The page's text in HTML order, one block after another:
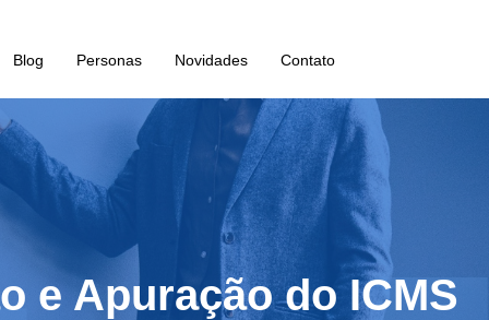
Blog Personas Novidades Contato
e Apuração do ICMS